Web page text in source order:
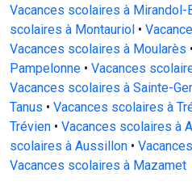
Vacances scolaires à Mirandol-
scolaires à Montauriol •
Vacances scolaires à Moularès •
Pampelonne • Vacances
Vacances scolaires à Sainte-
Tanus • Vacances scolaires à
Trévien • Vacances scolaires à
scolaires à Aussillon •
Vacances scolaires à Mazamet